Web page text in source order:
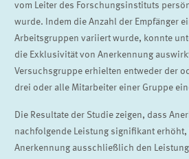
vom Leiter des Forschungsinstituts
wurde. Indem die Anzahl der Empfänger
Arbeitsgruppen variiert wurde, konnte
die Exklusivität von Anerkennung
Versuchsgruppe erhielten entweder der
drei oder alle Mitarbeiter einer Gruppe
Die Resultate der Studie zeigen, dass
nachfolgende Leistung signifikant
Anerkennung ausschließlich den